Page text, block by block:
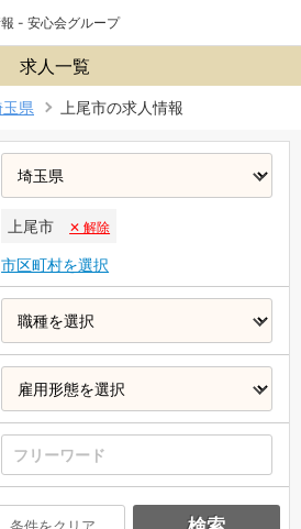
- 安心会グループ
求人一覧
県 上尾市の求人情報
上尾市 ✕ 解除
市区町村を選択